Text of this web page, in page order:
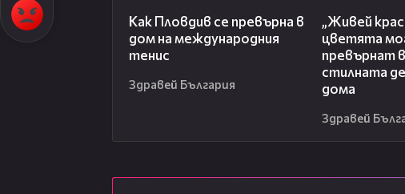
Как Пловдив се превърна в
дом на международния
тенис
Здравей България
„Живей
цветята
превърнат
стилната
дома
Здравей